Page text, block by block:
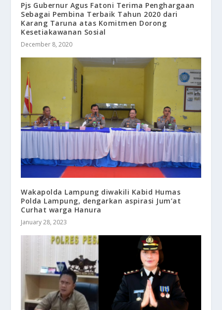
Pjs Gubernur Agus Fatoni Terima Penghargaan
Sebagai Pembina Terbaik Tahun 2020 dari
Karang Taruna atas Komitmen Dorong
Kesetiakawanan Sosial
December 8, 2020
Wakapolda Lampung diwakili Kabid Humas
Polda Lampung, dengarkan aspirasi Jum’at
Curhat warga Hanura
January 28, 2023